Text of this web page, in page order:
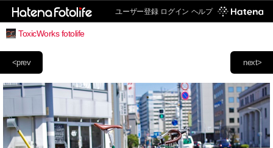
ユーザー登録 ログイン ヘルプ
ToxicWorks fotolife
next>
<prev